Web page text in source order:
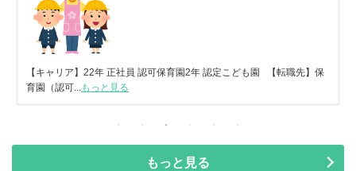
【キャリア】22年 正社員 認可保育園2年 認定こども園 【転職先】保
育園（認可...もっと見る
もっと見る